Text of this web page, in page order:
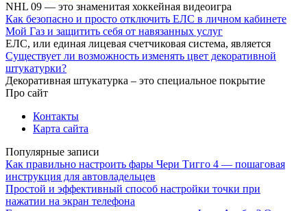
NHL 09 — это знаменитая хоккейная видеоигра
Как безопасно и просто отключить ЕЛС в личном кабинете
Мой Газ и защитить себя от навязанных услуг
ЕЛС, или единая лицевая счетчиковая система, является
Существует ли возможность изменять цвет декоративной
штукатурки?
Декоративная штукатурка – это специальное покрытие
Про сайт
Контакты
Карта сайта
Популярные записи
Как правильно настроить фары Чери Тигго 4 — пошаговая
инструкция для автовладельцев
Простой и эффективный способ настройки точки при
нажатии на экран телефона